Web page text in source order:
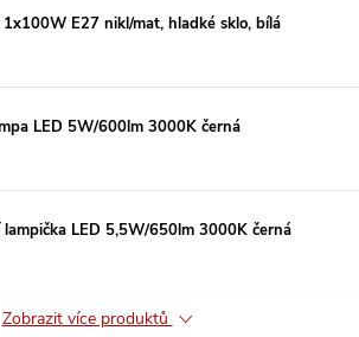
E27 nikl/mat, hladké sklo, bílá
LED 5W/600lm 3000K černá
LED 5,5W/650lm 3000K černá
Zobrazit více produktů